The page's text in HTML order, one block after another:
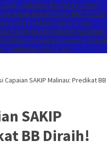
Taklukkan Banyan FC Lewat
Sepak Bola Prestasi BMC V 2026
Strawberry Generation,
Rapuh 14 Cabor Belum Serahkan
Ditunda Hingga NovemberBupati
Tundukkan OTL FC 4-1
Capaian SAKIP Malinau: Predikat BB
SAKIP
BB Diraih!